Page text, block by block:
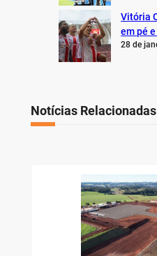
Vitória
em pé
28 de
Notícias Relacionadas